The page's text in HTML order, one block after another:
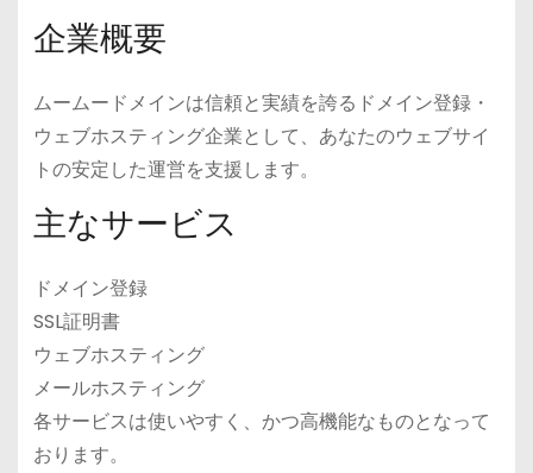
企業概要
ムームードメインは信頼と実績を誇るドメイン登録・
ウェブホスティング企業として、あなたのウェブサイ
トの安定した運営を支援します。
主なサービス
ドメイン登録
SSL証明書
ウェブホスティング
メールホスティング
各サービスは使いやすく、かつ高機能なものとなって
おります。